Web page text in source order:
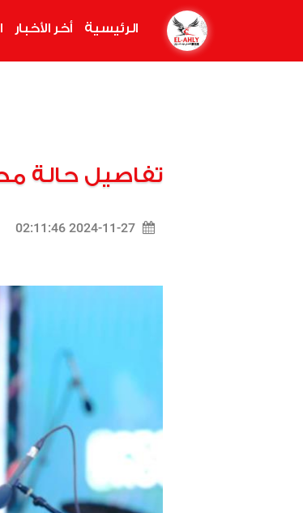
الرئيسية أخر الأخبار
تفاصيل حالة
2024-11-27 02:11:46